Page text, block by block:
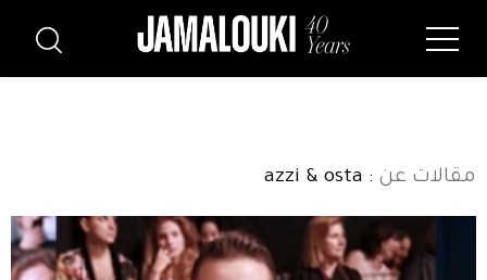
مقالات عن : azzi & osta